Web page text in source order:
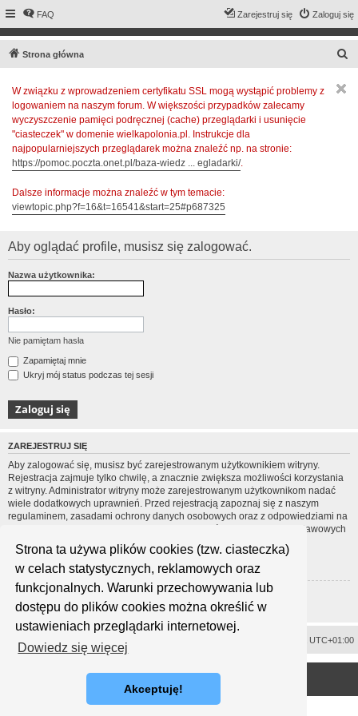
Strona ta używa plików cookies (tzw. ciasteczka)
w celach statystycznych, reklamowych oraz
funkcjonalnych. Warunki przechowywania lub
dostępu do plików cookies można określić w
ustawieniach przeglądarki internetowej.
Dowiedz się więcej
Akceptuję!
FAQ Zaloguj się
Zarejestruj się
Strona główna
W związku z wprowadzeniem certyfikatu SSL mogą wystąpić problemy z
logowaniem na naszym forum. W większości przypadków zalecamy
wyczyszczenie pamięci podręcznej (cache) przeglądarki i usunięcie
"ciasteczek" w domenie wielkapolonia.pl. Instrukcje dla
najpopularniejszych przeglądarek można znaleźć np. na stronie:
https://pomoc.poczta.onet.pl/baza-wiedz ... egladarki/.
Dalsze informacje można znaleźć w tym temacie:
viewtopic.php?f=16&t=16541&start=25#p687325
Aby oglądać profile, musisz się zalogować.
Nazwa użytkownika:
Hasło:
Nie pamiętam hasła
Zapamiętaj mnie
Ukryj mój status podczas tej sesji
ZAREJESTRUJ SIĘ
Aby zalogować się, musisz być zarejestrowanym użytkownikiem witryny.
Rejestracja zajmuje tylko chwilę, a znacznie zwiększa możliwości korzystania
z witryny. Administrator witryny może zarejestrowanym użytkownikom nadać
wiele dodatkowych uprawnień. Przed rejestracją zapoznaj się z naszym
regulaminem, zasadami ochrony danych osobowych oraz z odpowiedziami na
często zadawane pytania (FAQ), gdzie jest wyjaśnionych wiele podstawowych
zagadnień dotyczących funkcjonowania witryny.
Regulamin| Zasady ochrony danych osobowych
Zarejestruj się
UTC+01:00
Technologię dostarczaphpBB® Forum Software © phpBB Limited
Polski pakiet językowy dostarcza phpBB.pl